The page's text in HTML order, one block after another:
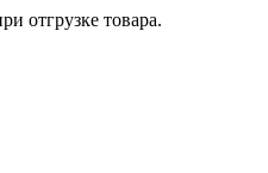
отгрузке товара.